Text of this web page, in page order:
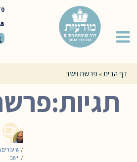
דף הבית» פרשת וישב
/
/ וישב